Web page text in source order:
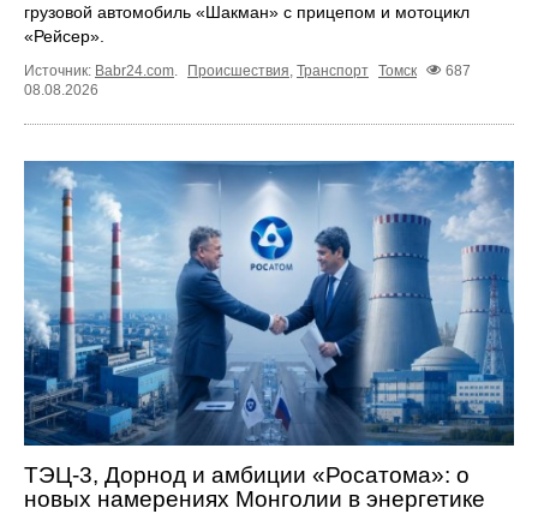
грузовой автомобиль «Шакман» с прицепом и мотоцикл
«Рейсер».
Источник: Babr24.com. Происшествия, Транспорт Томск
687
08.08.2026
ТЭЦ-3, Дорнод и амбиции «Росатома»: о
новых намерениях Монголии в энергетике